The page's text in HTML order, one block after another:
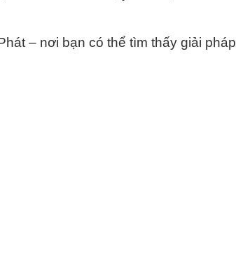
– nơi bạn có thể tìm thấy giải pháp